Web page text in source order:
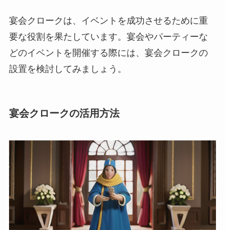
宴会クロークは、イベントを成功させるために重
要な役割を果たしています。宴会やパーティーな
どのイベントを開催する際には、宴会クロークの
設置を検討してみましょう。
宴会クロークの活用方法